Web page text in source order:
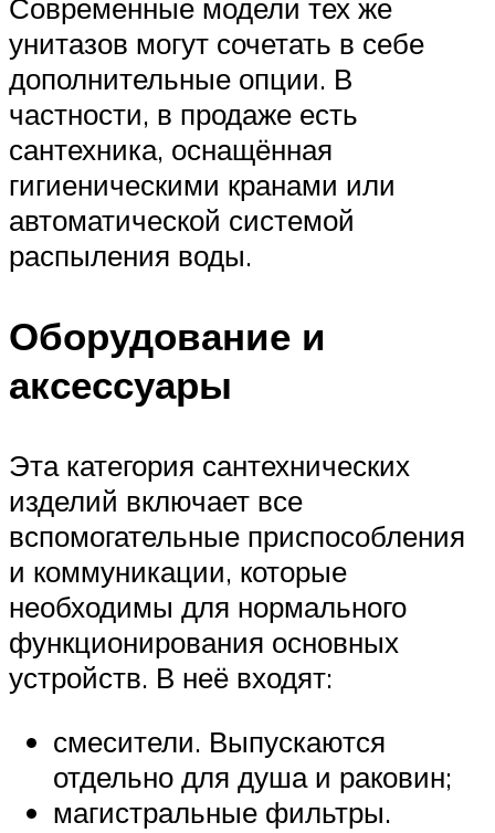
Современные модели тех же
унитазов могут сочетать в себе
дополнительные опции. В
частности, в продаже есть
сантехника, оснащённая
гигиеническими кранами или
автоматической системой
распыления воды.
Оборудование и
аксессуары
Эта категория сантехнических
изделий включает все
вспомогательные приспособления
и коммуникации, которые
необходимы для нормального
функционирования основных
устройств. В неё входят:
смесители. Выпускаются
отдельно для душа и раковин;
магистральные фильтры.